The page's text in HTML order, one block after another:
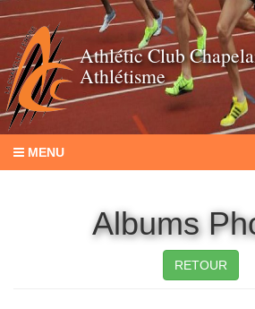
Athlétic Club
Athlétisme
MENU
Albums
RETOUR